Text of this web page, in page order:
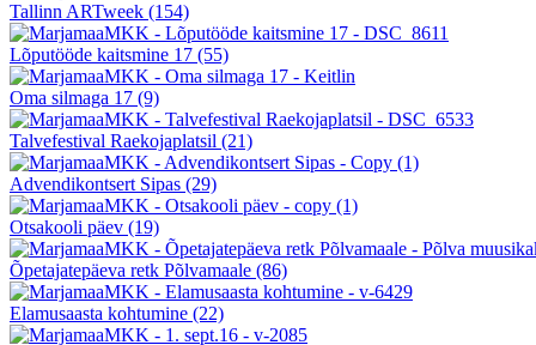
Tallinn ARTweek (154)
Lõputööde kaitsmine 17 (55)
Oma silmaga 17 (9)
Talvefestival Raekojaplatsil (21)
Advendikontsert Sipas (29)
Otsakooli päev (19)
Õpetajatepäeva retk Põlvamaale (86)
Elamusaasta kohtumine (22)